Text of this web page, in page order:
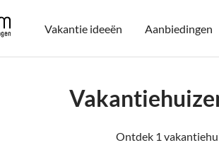
Vakantie ideeën Aanbiedingen
Ontdek 1